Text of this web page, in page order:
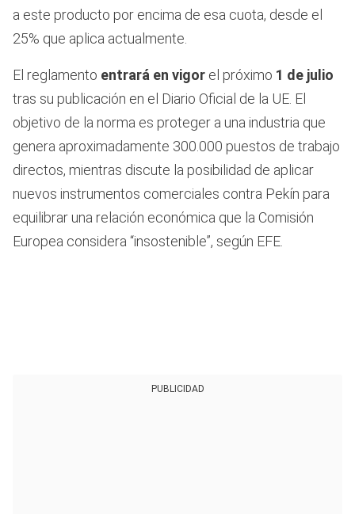
a este producto por encima de esa cuota, desde el
25% que aplica actualmente.
El reglamento entrará en vigor el próximo 1 de julio
tras su publicación en el Diario Oficial de la UE. El
objetivo de la norma es proteger a una industria que
genera aproximadamente 300.000 puestos de trabajo
directos, mientras discute la posibilidad de aplicar
nuevos instrumentos comerciales contra Pekín para
equilibrar una relación económica que la Comisión
Europea considera “insostenible”, según EFE.
PUBLICIDAD